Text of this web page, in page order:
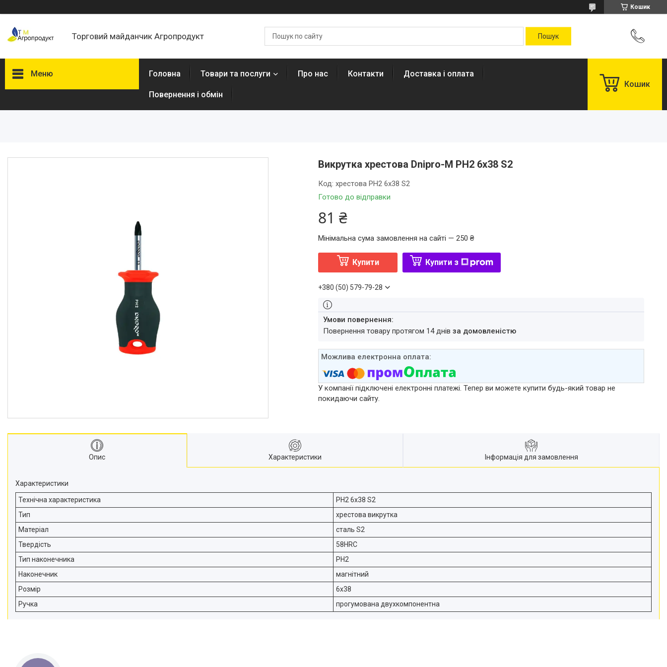
Кошик
Торговий майданчик Агропродукт
Меню Головна Товари та послуги Про нас Контакти Доставка і оплата
Повернення і обмін
Кошик
Викрутка хрестова Dnipro-M РН2 6х38 S2
Готово до відправки
Код:хрестова РН2 6х38 S2
81 ₴
Мінімальна сума замовлення на сайті — 250 ₴
Купити Купити з
+380 (50) 579-79-28
повернення товару протягом 14 днівза домовленістю
У компанії підключені електронні платежі. Тепер ви можете купити будь-який товар не
покидаючи сайту.
Опис Характеристики Інформація для замовлення
Характеристики
Технічна характеристика
РН2 6х38 S2
Тип
хрестова викрутка
Матеріал
сталь S2
Твердість
58HRC
Тип наконечника
PH2
Наконечник
магнітний
Розмір
6х38
Ручка
прогумована двухкомпонентна